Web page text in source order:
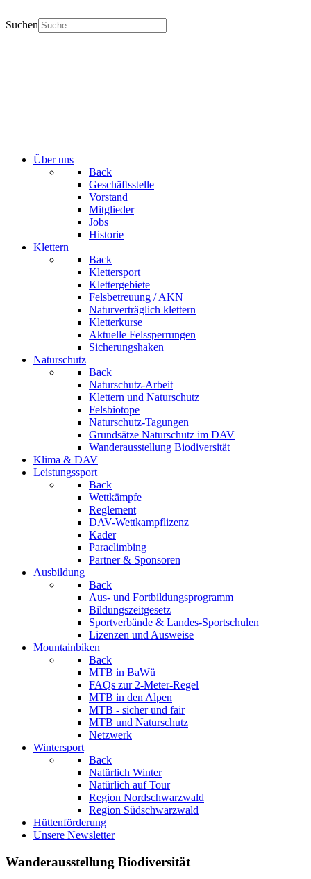
Suchen
Über uns
Back
Geschäftsstelle
Vorstand
Mitglieder
Jobs
Historie
Klettern
Back
Klettersport
Klettergebiete
Felsbetreuung / AKN
Naturverträglich klettern
Kletterkurse
Aktuelle Felssperrungen
Sicherungshaken
Naturschutz
Back
Naturschutz-Arbeit
Klettern und Naturschutz
Felsbiotope
Naturschutz-Tagungen
Grundsätze Naturschutz im DAV
Wanderausstellung Biodiversität
Klima & DAV
Leistungssport
Back
Wettkämpfe
Reglement
DAV-Wettkampflizenz
Kader
Paraclimbing
Partner & Sponsoren
Ausbildung
Back
Aus- und Fortbildungsprogramm
Bildungszeitgesetz
Sportverbände & Landes-Sportschulen
Lizenzen und Ausweise
Mountainbiken
Back
MTB in BaWü
FAQs zur 2-Meter-Regel
MTB in den Alpen
MTB - sicher und fair
MTB und Naturschutz
Netzwerk
Wintersport
Back
Natürlich Winter
Natürlich auf Tour
Region Nordschwarzwald
Region Südschwarzwald
Hüttenförderung
Unsere Newsletter
Wanderausstellung Biodiversität